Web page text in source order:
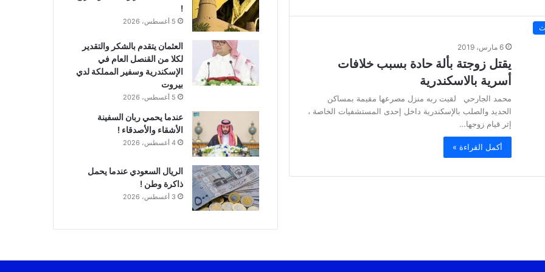
6 مارس، 2019
يقتل زوجتة بألة حادة بسبب خلافات
أسرية بالاسكندرية
محمد الجارحي لقيت ربه منزل مصرعها مقيمة بمساكن
الحديد والصلب بالإسكندرية داخل إحدى المستشفيات الخاصة ،
إثر قيام زوجها…
أكمل القراءة »
!
5 أغسطس، 2026
العثمان يتقدم بالشكر والتقدير
لكلا من القنصل العام في
الإسكندرية وسفير المملكة لدي
بيروت
5 أغسطس، 2026
عندما يحمي ربان السفينة
الأشقاء والأصدقاء !
4 أغسطس، 2026
الريال السعودي عندما يحمل
ذاكرة وطن !
3 أغسطس، 2026